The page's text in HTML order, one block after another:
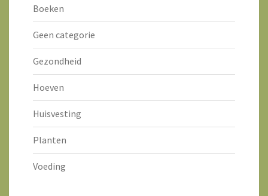
Boeken
Geen categorie
Gezondheid
Hoeven
Huisvesting
Planten
Voeding